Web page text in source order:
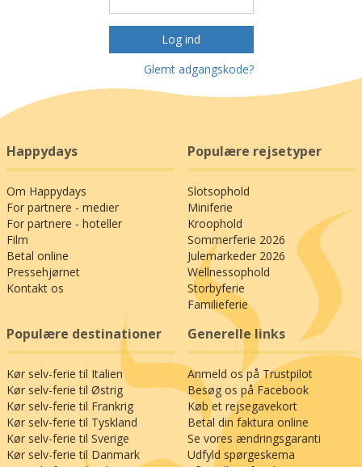
Log ind
Glemt adgangskode?
Happydays
Om Happydays
For partnere - medier
For partnere - hoteller
Film
Betal online
Pressehjørnet
Kontakt os
Populære rejsetyper
Slotsophold
Miniferie
Kroophold
Sommerferie 2026
Julemarkeder 2026
Wellnessophold
Storbyferie
Familieferie
Populære destinationer
Kør selv-ferie til Italien
Kør selv-ferie til Østrig
Kør selv-ferie til Frankrig
Kør selv-ferie til Tyskland
Kør selv-ferie til Sverige
Kør selv-ferie til Danmark
Generelle links
Anmeld os på Trustpilot
Besøg os på Facebook
Køb et rejsegavekort
Betal din faktura online
Se vores ændringsgaranti
Udfyld spørgeskema